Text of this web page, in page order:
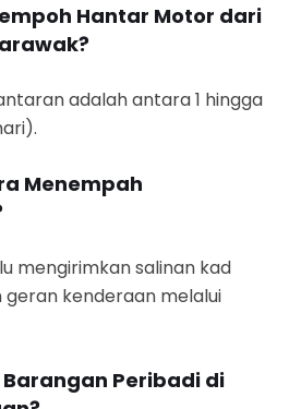
Hantar Motor dari
adalah antara 1 hingga
Menempah
mengirimkan salinan kad
kenderaan melalui
Peribadi di